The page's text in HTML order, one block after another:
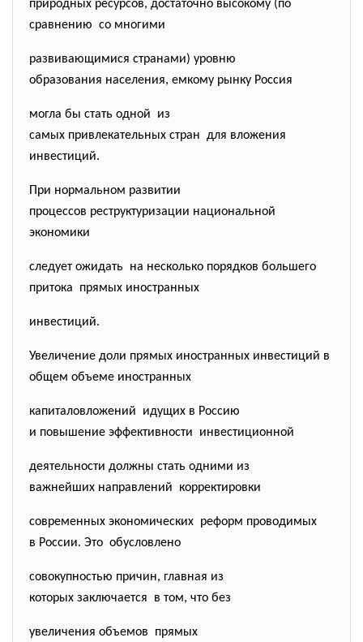
природных ресурсов, достаточно высокому (по
сравнению со многими
развивающимися странами) уровню
образования населения, емкому рынку Россия
могла бы стать одной из
самых привлекательных стран для вложения
инвестиций.
При нормальном развитии
процессов реструктуризации национальной
экономики
следует ожидать на несколько порядков большего
притока прямых иностранных
инвестиций.
Увеличение доли прямых иностранных инвестиций в
общем объеме иностранных
капиталовложений идущих в Россию
и повышение эффективности инвестиционной
деятельности должны стать одними из
важнейших направлений корректировки
современных экономических реформ проводимых
в России. Это обусловлено
совокупностью причин, главная из
которых заключается в том, что без
увеличения объемов прямых